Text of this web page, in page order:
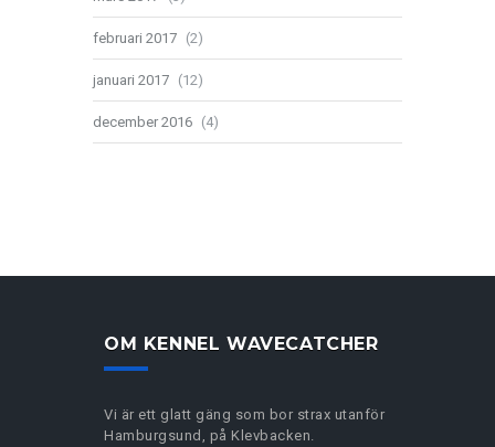
februari 2017 (2)
januari 2017 (12)
december 2016 (4)
OM KENNEL WAVECATCHER
Vi är ett glatt gäng som bor strax utanför
Hamburgsund, på Klevbacken.